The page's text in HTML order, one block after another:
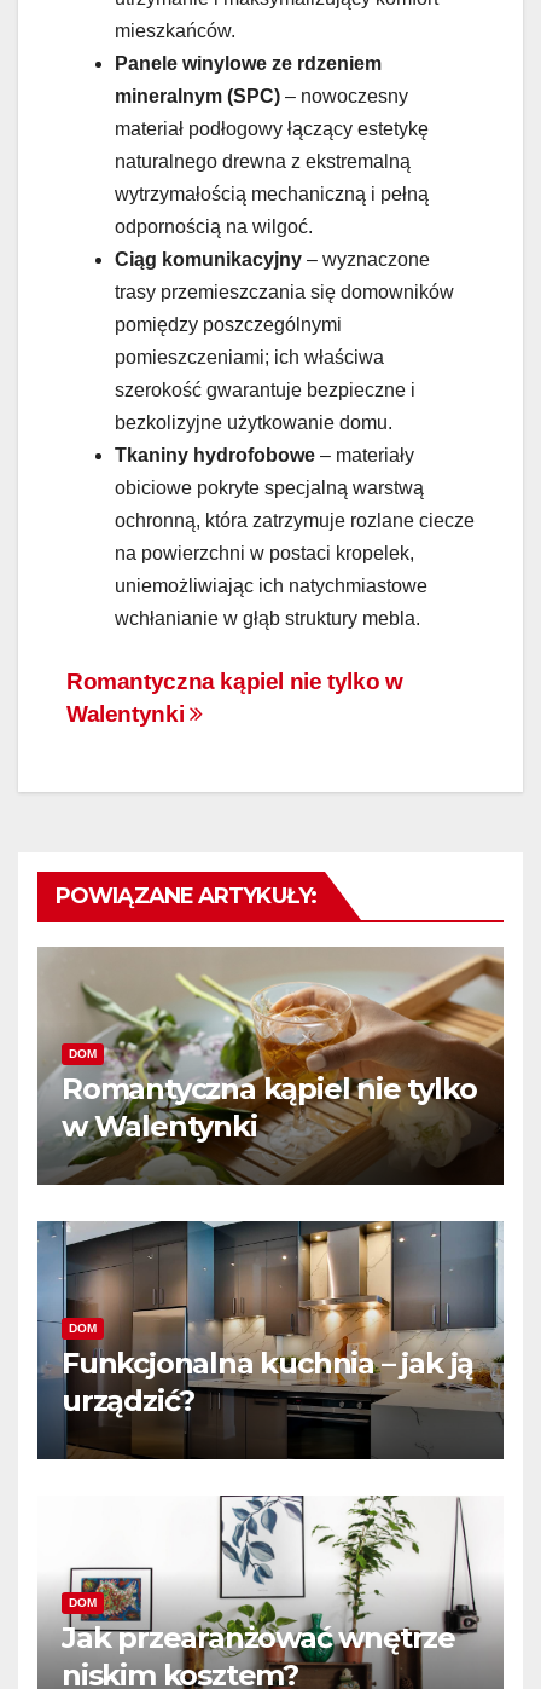
mieszkańców.
Panele winylowe ze rdzeniem
mineralnym (SPC) – nowoczesny
materiał podłogowy łączący estetykę
naturalnego drewna z ekstremalną
wytrzymałością mechaniczną i pełną
odpornością na wilgoć.
Ciąg komunikacyjny – wyznaczone
trasy przemieszczania się domowników
pomiędzy poszczególnymi
pomieszczeniami; ich właściwa
szerokość gwarantuje bezpieczne i
bezkolizyjne użytkowanie domu.
Tkaniny hydrofobowe – materiały
obiciowe pokryte specjalną warstwą
ochronną, która zatrzymuje rozlane ciecze
na powierzchni w postaci kropelek,
uniemożliwiając ich natychmiastowe
wchłanianie w głąb struktury mebla.
Nawigacja
wpisu
Romantyczna kąpiel nie tylko w
Walentynki
POWIĄZANE ARTYKUŁY:
DOM
Romantyczna kąpiel nie tylko
w Walentynki
DOM
Funkcjonalna kuchnia – jak ją
urządzić?
DOM
Jak przearanżować wnętrze
niskim kosztem?